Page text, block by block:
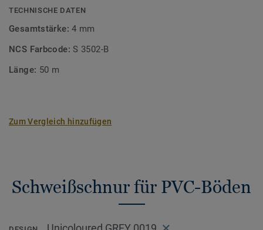
TECHNISCHE DATEN
Gesamtstärke:4 mm
NCS Farbcode:S 3502-B
Länge: 50 m
Zum Vergleich hinzufügen
Schweißschnur für PVC-Böden